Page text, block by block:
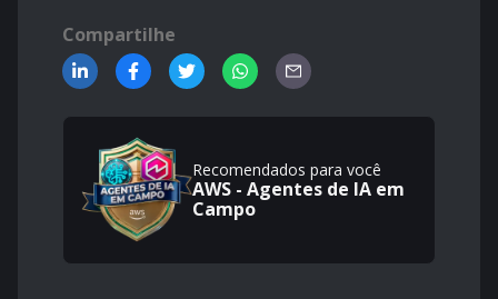
Compartilhe
Recomendados para você
AWS - Agentes de IA em
Campo